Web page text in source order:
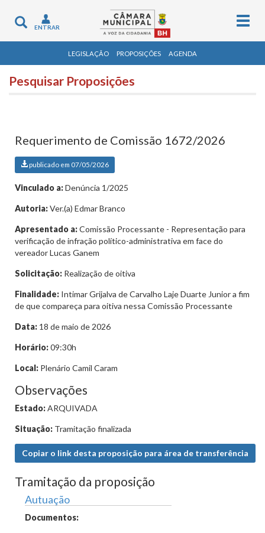
Toggle
navigation
ENTRAR
LEGISLAÇÃO PROPOSIÇÕES AGENDA
Pesquisar Proposições
Requerimento de Comissão 1672/2026
publicado em 07/05/2026
Vinculado a:Denúncia 1/2025
Autoria:Ver.(a) Edmar Branco
Apresentado a:Comissão Processante - Representação para
verificação de infração político-administrativa em face do
vereador Lucas Ganem
Solicitação: Realização de oitiva
Finalidade: Intimar Grijalva de Carvalho Laje Duarte Junior a fim
de que compareça para oitiva nessa Comissão Processante
Data: 18 de maio de 2026
Horário:09:30h
Local: Plenário Camil Caram
Observações
Estado:ARQUIVADA
Situação: Tramitação finalizada
Copiar o link desta proposição para área de transferência
Tramitação da proposição
Autuação
Documentos: